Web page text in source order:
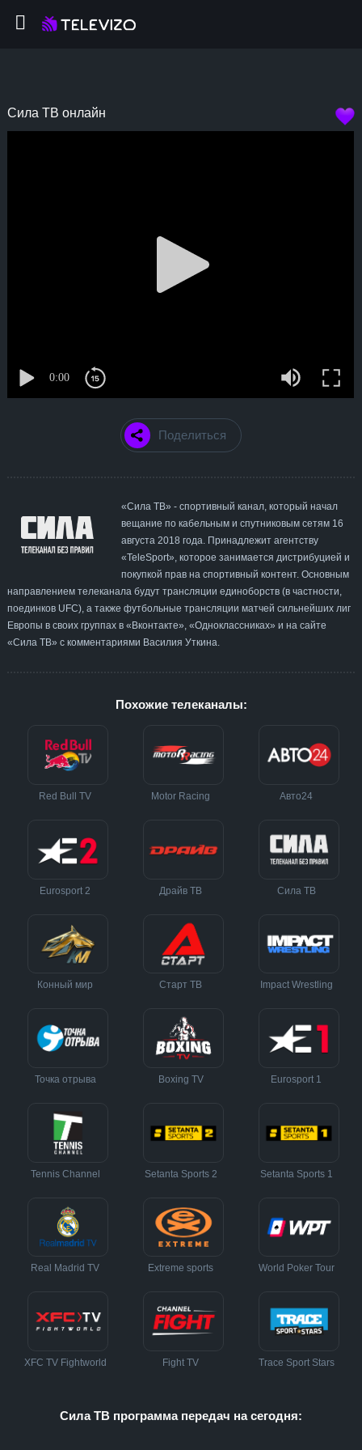
Сила ТВ онлайн
Поделиться
«Сила ТВ» - спортивный канал, который начал
вещание по кабельным и спутниковым сетям 16
августа 2018 года. Принадлежит агентству
«TeleSport», которое занимается дистрибуцией и
покупкой прав на спортивный контент. Основным
направлением телеканала будут трансляции единоборств (в частности,
поединков UFC), а также футбольные трансляции матчей сильнейших лиг
Европы в своих группах в «Вконтакте», «Одноклассниках» и на сайте
«Сила ТВ» с комментариями Василия Уткина.
Похожие телеканалы:
Red Bull TV Motor Racing Авто24
Eurosport 2 Драйв ТВ Сила ТВ
Конный мир Старт ТВ Impact Wrestling
Точка отрыва Boxing TV Eurosport 1
Tennis Channel Setanta Sports 2 Setanta Sports 1
Real Madrid TV Extreme sports World Poker Tour
XFC TV Fightworld Fight TV Trace Sport Stars
Сила ТВ программа передач на сегодня: